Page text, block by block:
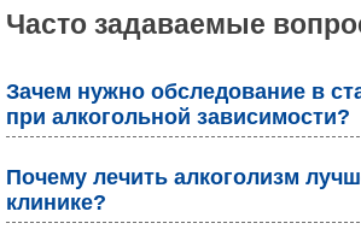
Часто задаваемые
Зачем нужно обследование в
при алкогольной зависимости?
Почему лечить алкоголизм
клинике?